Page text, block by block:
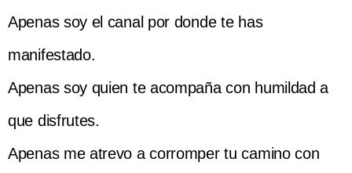
Apenas soy el canal por donde te has
manifestado.
Apenas soy quien te acompaña con humildad a
que disfrutes.
Apenas me atrevo a corromper tu camino con